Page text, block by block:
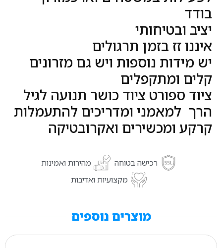
בודד
יציב ובטיחותי
איננו זז בזמן תרגולים
יש מידות נוספות ויש גם מזרונים
קלים ומתקפלים
ציוד ספורט ציוד כושר תנועה לגיל
הרך למאמני ומדריכים להתעמלות
קרקע ומכשירים ואקרובטיקה
רכישה בטוחה
מהירות ואמינות
מקצועיות ואדיבות
מוצרים נוספים